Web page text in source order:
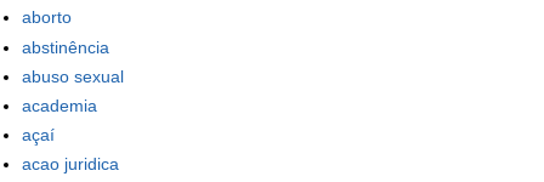
aborto
abstinência
abuso sexual
academia
açaí
acao juridica